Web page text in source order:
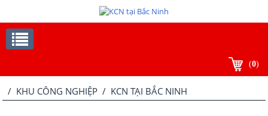
(0)
/ KHU CÔNG NGHIỆP / KCN TẠI BẮC NINH